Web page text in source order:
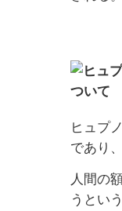
ヒュプ
であり
人間の
うとい